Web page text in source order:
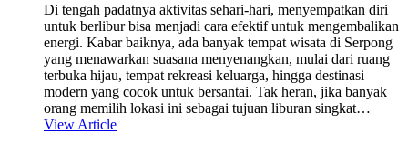
Di tengah padatnya aktivitas sehari-hari, menyempatkan diri
untuk berlibur bisa menjadi cara efektif untuk mengembalikan
energi. Kabar baiknya, ada banyak tempat wisata di Serpong
yang menawarkan suasana menyenangkan, mulai dari ruang
terbuka hijau, tempat rekreasi keluarga, hingga destinasi
modern yang cocok untuk bersantai. Tak heran, jika banyak
orang memilih lokasi ini sebagai tujuan liburan singkat…
View Article